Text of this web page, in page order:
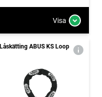
Visa
Låskätting ABUS KS Loop